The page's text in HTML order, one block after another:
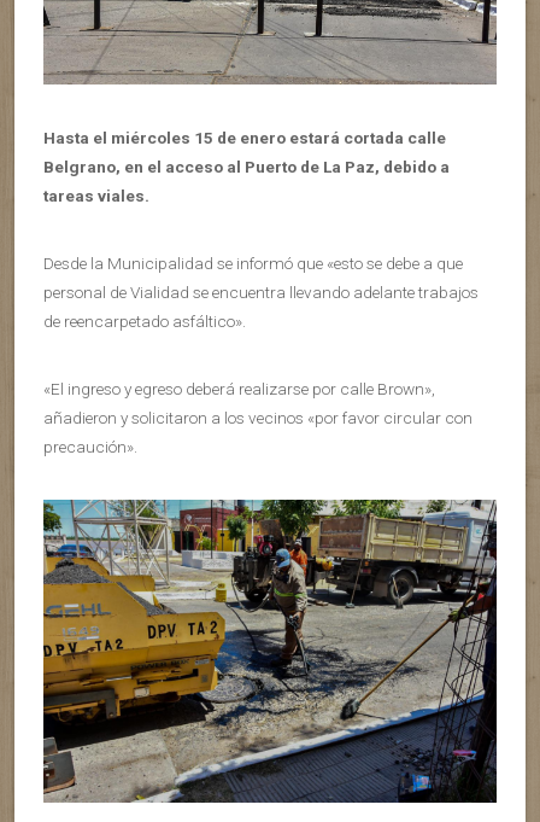
Hasta el miércoles 15 de enero estará cortada calle
Belgrano, en el acceso al Puerto de La Paz, debido a
tareas viales.
Desde la Municipalidad se informó que «esto se debe a que
personal de Vialidad se encuentra llevando adelante trabajos
de reencarpetado asfáltico».
«El ingreso y egreso deberá realizarse por calle Brown»,
añadieron y solicitaron a los vecinos «por favor circular con
precaución».